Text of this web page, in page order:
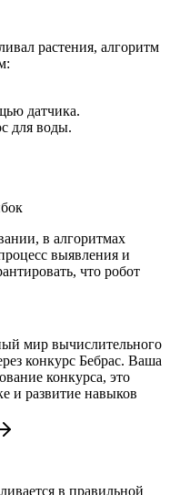
растения, алгоритм
датчика.
для воды.
в алгоритмах
выявления и
что робот
мир вычислительного
конкурс Бебрас. Ваша
конкурса, это
и развитие навыков
в правильной